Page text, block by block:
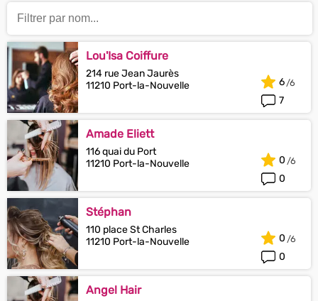
Lou'Isa Coiffure
214 rue Jean Jaurès
11210 Port-la-Nouvelle
7
6
Amade Eliett
116 quai du Port
11210 Port-la-Nouvelle
0
0
Stéphan
110 place St Charles
11210 Port-la-Nouvelle
0
0
Angel Hair